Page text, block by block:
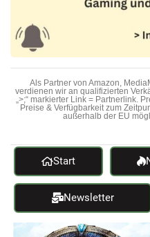
Als Partner von Amazon,
verdienen wir an qualifizierten
„>;“ markierter Link = Partnerlink.
Preise & Verfügbarkeit zum
außerhalb der EU
Start
Newsletter